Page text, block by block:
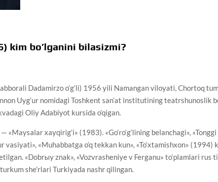
kim bo’lganini bilasizmi?
Dadamirzo o‘g‘li) 1956 yili Namangan viloyati, Chortoq
Uyg‘ur nomidagi Toshkent san’at institutining teatrshunoslik
Oliy Adabiyot kursida o‘qigan.
«Maysalar xayqirig‘i» (1983). «Go‘ro‘g‘lining belanchagi»,
vasiyati», «Muhabbatga o‘q tekkan kun», «To‘xtamishxon» (1994)
«Dobrыy znak», «Vozvrasheniye v Ferganu» to‘plamlari rus
she’rlari Turkiyada nashr qilingan.